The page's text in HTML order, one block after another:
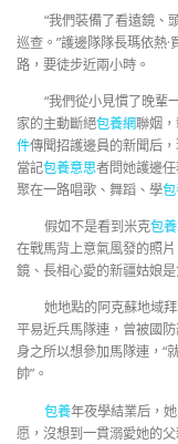
“我們裝備了看遠鏡、
巡查。”護邊隊隊長瑪依熱
路，要徒步近兩小時。
“我們從小見慣了晚輩
家的主動斷絕包養網聯姻
件傳聞招護邊員的新聞后
當記包養意思者問她護邊
聚在一路唱歌、舞蹈、學
假如不是看到米克包
在戰馬背上意氣風發的照
鏡、長相心愛的新疆姑娘是
她地點的阿克蘇地域
平易近兵馬隊連，曾被國
身之所以想參加馬隊連，“
帥”。
包養年夜學結業后，
愿，沒想到一貫溺愛她的